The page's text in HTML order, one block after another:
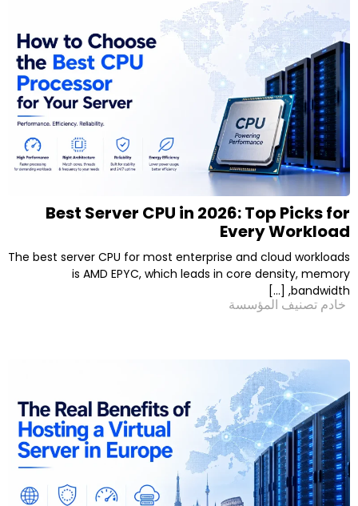
Best Server CPU in 2026:
The best server CPU for most enterprise and
is AMD EPYC, which leads in core
a
g
a
g
e
a
g
e
a
g
e
a
g